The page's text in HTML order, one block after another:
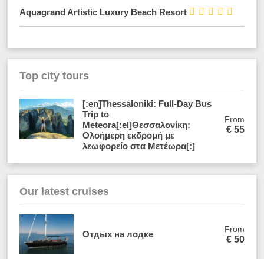
Aquagrand Artistic Luxury Beach Resort 




Top city tours
[:en]Thessaloniki: Full-Day Bus
Trip to
Meteora[:el]Θεσσαλονίκη:
Ολοήμερη εκδρομή με
λεωφορείο στα Μετέωρα[:]
From
€ 55
Our latest cruises
Отдых на лодке
From
€ 50